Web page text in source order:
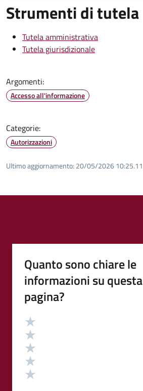
Strumenti di tutela
Tutela amministrativa
Tutela giurisdizionale
Argomenti:
Accesso all'informazione
Categorie:
Autorizzazioni
Ultimo aggiornamento: 20/05/2026 10:25.11
Quanto sono chiare le
informazioni su questa
pagina?
Valutazione